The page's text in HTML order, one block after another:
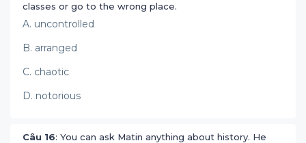
classes or go to the wrong place.
A. uncontrolled
B. arranged
C. chaotic
D. notorious
Câu 16: You can ask Matin anything about history. He